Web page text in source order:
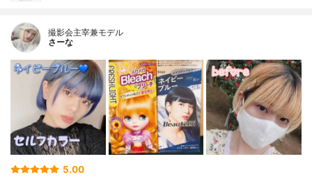
撮影会主宰兼モデル
さーな
5.00